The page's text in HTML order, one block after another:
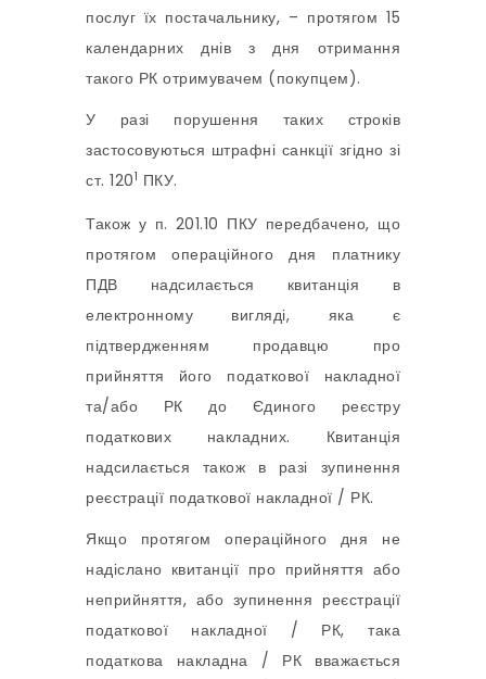
послуг їх постачальнику, – протягом 15
календарних днів з дня отримання
такого РК отримувачем (покупцем).
У разі порушення таких строків
застосовуються штрафні санкції згідно зі
ст. 1201 ПКУ.
Також у п. 201.10 ПКУ передбачено, що
протягом операційного дня платнику
ПДВ надсилається квитанція в
електронному вигляді, яка є
підтвердженням продавцю про
прийняття його податкової накладної
та/або РК до Єдиного реєстру
податкових накладних. Квитанція
надсилається також в разі зупинення
реєстрації податкової накладної / РК.
Якщо протягом операційного дня не
надіслано квитанції про прийняття або
неприйняття, або зупинення реєстрації
податкової накладної / РК, така
податкова накладна / РК вважається